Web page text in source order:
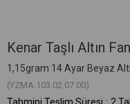
Kenar Taşlı Altın
1,15gram 14 Ayar Beyaz
(YZMA.103.02.07.00)
Tahmini Teslim Süresi : 2